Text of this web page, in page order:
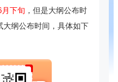
月下旬 ，但是大纲公布时
大纲公布时间，具体如下